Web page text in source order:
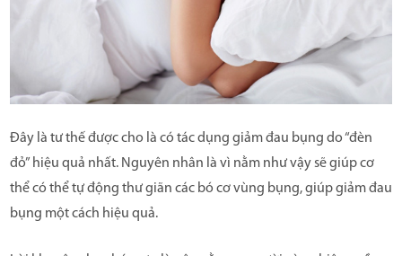
Đây là tư thế được cho là có tác dụng giảm đau bụng do “đèn
đỏ” hiệu quả nhất. Nguyên nhân là vì nằm như vậy sẽ giúp cơ
thể có thể tự động thư giãn các bó cơ vùng bụng, giúp giảm đau
bụng một cách hiệu quả.